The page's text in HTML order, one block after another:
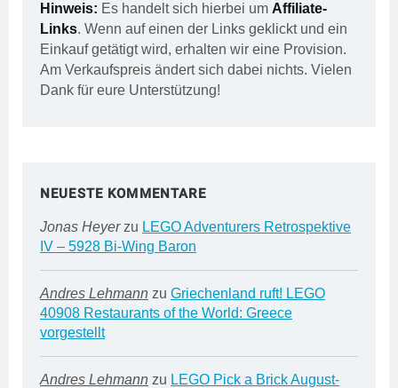
Hinweis: Es handelt sich hierbei um Affiliate-
Links. Wenn auf einen der Links geklickt und ein
Einkauf getätigt wird, erhalten wir eine Provision.
Am Verkaufspreis ändert sich dabei nichts. Vielen
Dank für eure Unterstützung!
NEUESTE KOMMENTARE
Jonas Heyerzu LEGO Adventurers Retrospektive
IV – 5928 Bi-Wing Baron
Andres Lehmann zu Griechenland ruft! LEGO
40908 Restaurants of the World: Greece
vorgestellt
Andres Lehmann zu LEGO Pick a Brick August-